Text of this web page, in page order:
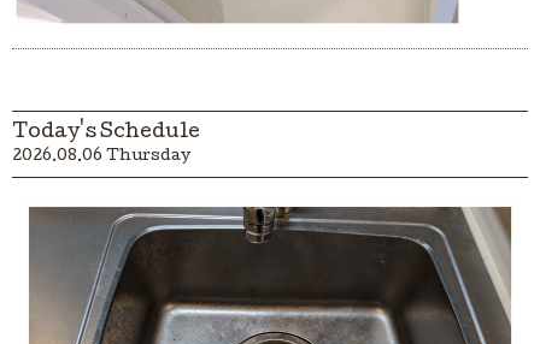
Today's Schedule
2026.08.06 Thursday